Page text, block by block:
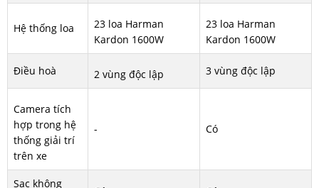
Hệ thống loa
23 loa Harman
Kardon 1600W
23 loa Harman
Kardon 1600W
Điều hoà 2 vùng độc lập 3 vùng độc lập
Camera tích
hợp trong hệ
thống giải trí
trên xe
- Có
Sạc không